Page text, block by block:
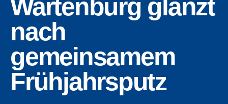
Wartenburg glänzt
nach
gemeinsamem
Frühjahrsputz